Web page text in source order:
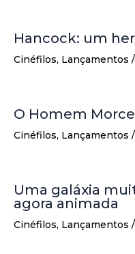
Hancock: um
Cinéfilos, Lançamentos /
O Homem
Cinéfilos, Lançamentos /
Uma galáxia
agora animada
Cinéfilos, Lançamentos /